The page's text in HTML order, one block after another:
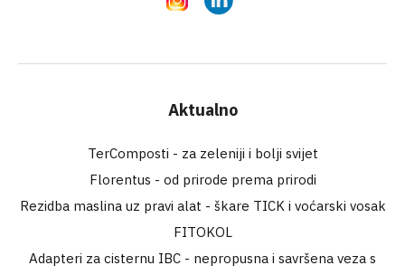
Aktualno
TerComposti - za zeleniji i bolji svijet
Florentus - od prirode prema prirodi
Rezidba maslina uz pravi alat - škare TICK i voćarski vosak
FITOKOL
Adapteri za cisternu IBC - nepropusna i savršena veza s